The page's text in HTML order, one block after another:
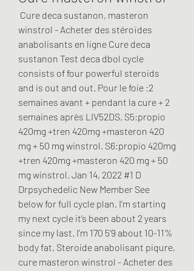
winstrol - Acheter des stéroïdes
anabolisants en ligne Cure deca
sustanon Test deca dbol cycle
consists of four powerful steroids
and is out and out. Pour le foie :2
semaines avant + pendant la cure + 2
semaines après LIV52DS. S5:propio
420mg +tren 420mg +masteron 420
mg + 50 mg winstrol. S6:propio 420mg
+tren 420mg +masteron 420 mg + 50
mg winstrol. Jan 14, 2022 #1 D
Drpsychedelic New Member See
below for full cycle plan. I’m starting
my next cycle it’s been about 2 years
since my last. I’m 170 5’9 about 10-11%
body fat. Steroide anabolisant piqure,
cure masteron winstrol - Acheter des